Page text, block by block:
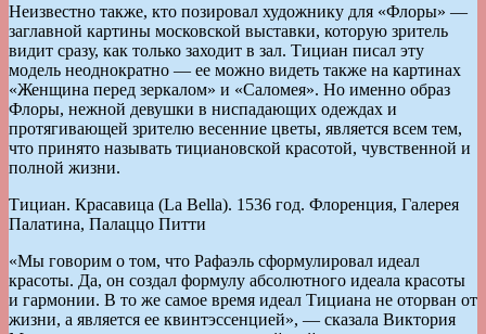
Неизвестно также, кто позировал художнику для «Флоры» —
заглавной картины московской выставки, которую зритель
видит сразу, как только заходит в зал. Тициан писал эту
модель неоднократно — ее можно видеть также на картинах
«Женщина перед зеркалом» и «Саломея». Но именно образ
Флоры, нежной девушки в ниспадающих одеждах и
протягивающей зрителю весенние цветы, является всем тем,
что принято называть тициановской красотой, чувственной и
полной жизни.
Тициан. Красавица (La Bella). 1536 год. Флоренция, Галерея
Палатина, Палаццо Питти
«Мы говорим о том, что Рафаэль сформулировал идеал
красоты. Да, он создал формулу абсолютного идеала красоты
и гармонии. В то же самое время идеал Тициана не оторван от
жизни, а является ее квинтэссенцией», — сказала Виктория